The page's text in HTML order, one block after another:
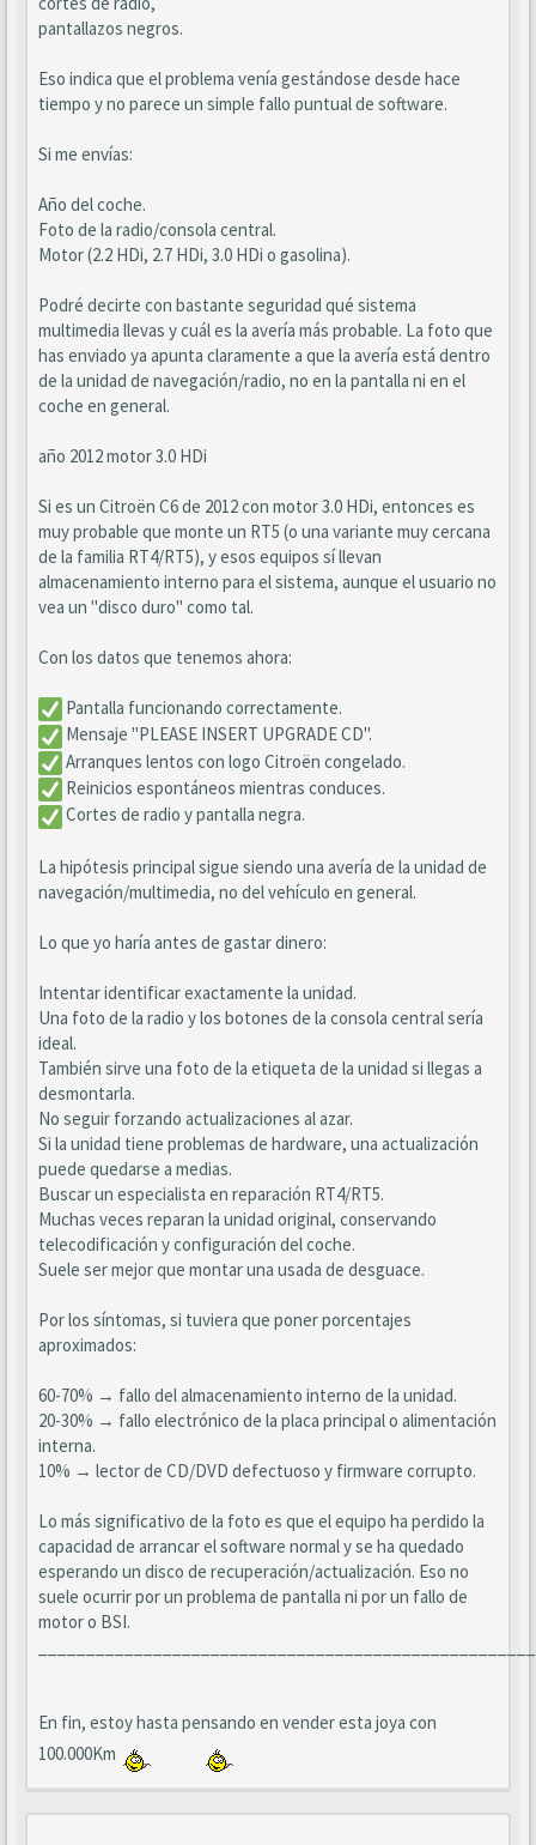
pantallazos negros.
Eso indica que el problema venía gestándose desde hace
tiempo y no parece un simple fallo puntual de software.
Si me envías:
Año del coche.
Foto de la radio/consola central.
Motor (2.2 HDi, 2.7 HDi, 3.0 HDi o gasolina).
Podré decirte con bastante seguridad qué sistema
multimedia llevas y cuál es la avería más probable. La foto que
has enviado ya apunta claramente a que la avería está dentro
de la unidad de navegación/radio, no en la pantalla ni en el
coche en general.
año 2012 motor 3.0 HDi
Si es un Citroën C6 de 2012 con motor 3.0 HDi, entonces es
muy probable que monte un RT5 (o una variante muy cercana
de la familia RT4/RT5), y esos equipos sí llevan
almacenamiento interno para el sistema, aunque el usuario no
vea un "disco duro" como tal.
Con los datos que tenemos ahora:
Pantalla funcionando correctamente.
Mensaje "PLEASE INSERT UPGRADE CD".
Arranques lentos con logo Citroën congelado.
Reinicios espontáneos mientras conduces.
Cortes de radio y pantalla negra.
La hipótesis principal sigue siendo una avería de la unidad de
navegación/multimedia, no del vehículo en general.
Lo que yo haría antes de gastar dinero:
Intentar identificar exactamente la unidad.
Una foto de la radio y los botones de la consola central sería
ideal.
También sirve una foto de la etiqueta de la unidad si llegas a
desmontarla.
No seguir forzando actualizaciones al azar.
Si la unidad tiene problemas de hardware, una actualización
puede quedarse a medias.
Buscar un especialista en reparación RT4/RT5.
Muchas veces reparan la unidad original, conservando
telecodificación y configuración del coche.
Suele ser mejor que montar una usada de desguace.
Por los síntomas, si tuviera que poner porcentajes
aproximados:
60-70% → fallo del almacenamiento interno de la unidad.
20-30% → fallo electrónico de la placa principal o alimentación
interna.
10% → lector de CD/DVD defectuoso y firmware corrupto.
Lo más significativo de la foto es que el equipo ha perdido la
capacidad de arrancar el software normal y se ha quedado
esperando un disco de recuperación/actualización. Eso no
suele ocurrir por un problema de pantalla ni por un fallo de
motor o BSI.
En fin, estoy hasta pensando en vender esta joya con
100.000Km